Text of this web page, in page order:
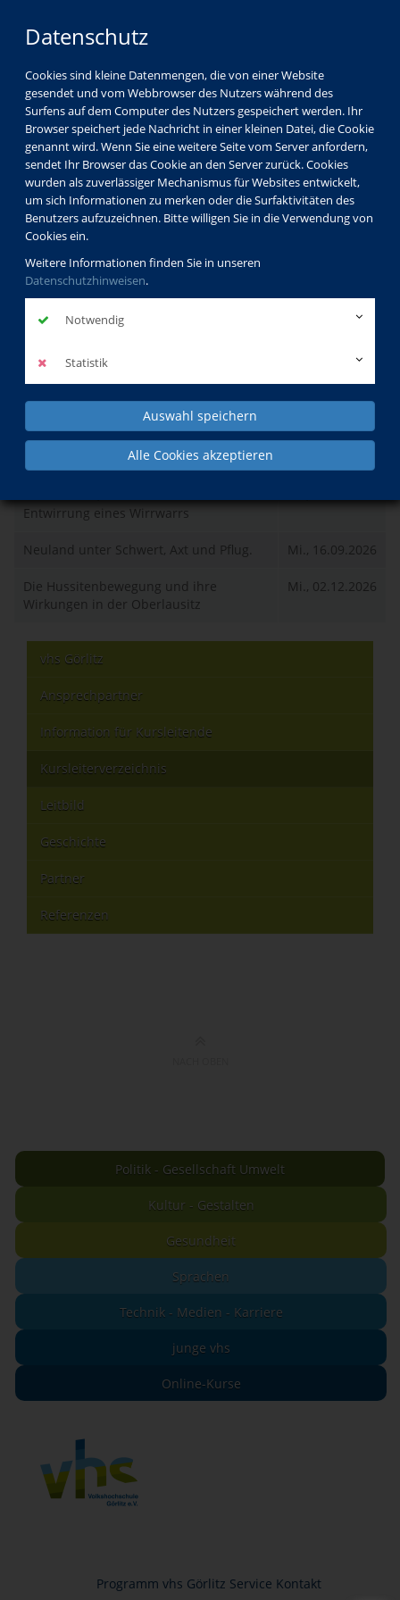
Datenschutz
Cookies sind kleine Datenmengen, die von einer Website
gesendet und vom Webbrowser des Nutzers während des
Surfens auf dem Computer des Nutzers gespeichert werden. Ihr
Browser speichert jede Nachricht in einer kleinen Datei, die Cookie
genannt wird. Wenn Sie eine weitere Seite vom Server anfordern,
sendet Ihr Browser das Cookie an den Server zurück. Cookies
wurden als zuverlässiger Mechanismus für Websites entwickelt,
um sich Informationen zu merken oder die Surfaktivitäten des
Benutzers aufzuzeichnen. Bitte willigen Sie in die Verwendung von
Cookies ein.
Weitere Informationen finden Sie in unseren
Datenschutzhinweisen.
Notwendig
Statistik
Auswahl speichern
Alle Cookies akzeptieren
vhs Görlitz
Kursleiterverzeichnis
Dr. Volker Dudeck
Dr. Volker
Dudeck
Dozentenprofil
Kurse des Dozenten
Entwirrung eines Wirrwarrs
Neuland unter Schwert, Axt und Pflug. Mi., 16.09.2026
Die Hussitenbewegung und ihre
Wirkungen in der Oberlausitz
Mi., 02.12.2026
vhs Görlitz
Ansprechpartner
Information für Kursleitende
Kursleiterverzeichnis
Leitbild
Geschichte
Partner
Referenzen
Politik - Gesellschaft Umwelt
Kultur - Gestalten
Gesundheit
Sprachen
Technik - Medien - Karriere
junge vhs
Online-Kurse
Programm vhs Görlitz Service Kontakt